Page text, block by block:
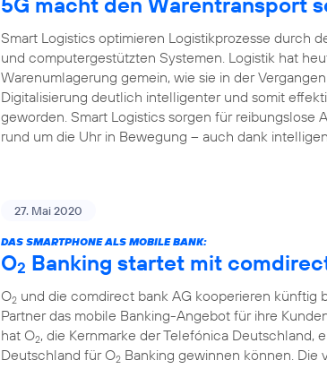
Smart Logistics optimieren Logistikprozesse durch
und computergestützten Systemen. Logistik hat
Warenumlagerung gemein, wie sie in der
Digitalisierung deutlich intelligenter und somit
geworden. Smart Logistics sorgen für
rund um die Uhr in Bewegung – auch dank
27. Mai 2020
DAS SMARTPHONE ALS MOBILE BANK:
O2 Banking startet mit
O2 und die comdirect bank AG kooperieren künftig
Partner das mobile Banking-Angebot für ihre
hat O2, die Kernmarke der Telefónica Deutschland,
Deutschland für O2 Banking gewinnen können.